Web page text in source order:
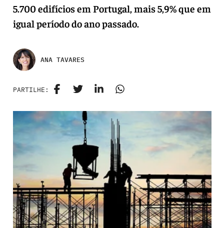
5.700 edifícios em Portugal, mais 5,9% que em
igual período do ano passado.
ANA TAVARES
PARTILHE: